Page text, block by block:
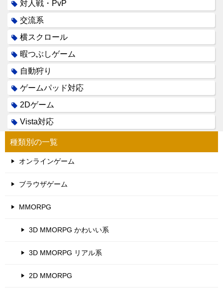
対人戦・PvP
交流系
横スクロール
暇つぶしゲーム
自動狩り
ゲームパッド対応
2Dゲーム
Vista対応
種類別の一覧
オンラインゲーム
ブラウザゲーム
MMORPG
3D MMORPG かわいい系
3D MMORPG リアル系
2D MMORPG